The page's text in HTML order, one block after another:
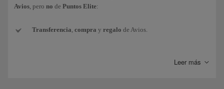
Avios, pero no de Puntos Elite:
Transferencia, compra y regalo de Avios.
Leer más